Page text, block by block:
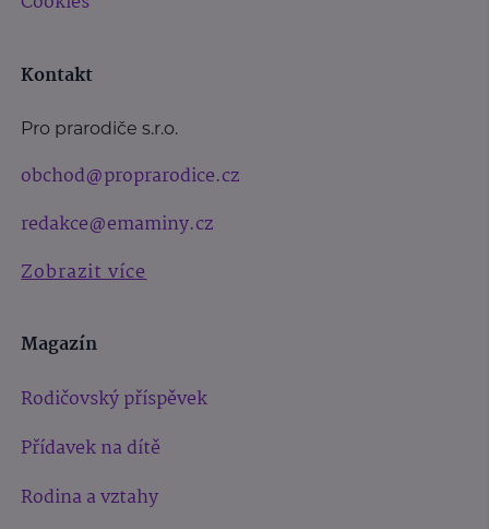
Kontakt
Pro prarodiče s.r.o.
obchod@proprarodice.cz
redakce@emaminy.cz
Zobrazit více
Magazín
Rodičovský příspěvek
Přídavek na dítě
Rodina a vztahy